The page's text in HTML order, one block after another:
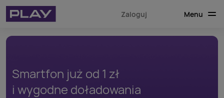
Zaloguj Menu
Smartfon już od 1 zł
i wygodne doładowania